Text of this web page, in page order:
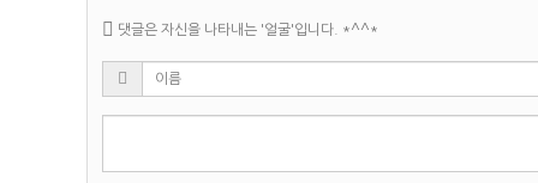
댓글은 자신을 나타내는 '얼굴'입니다. *^^*